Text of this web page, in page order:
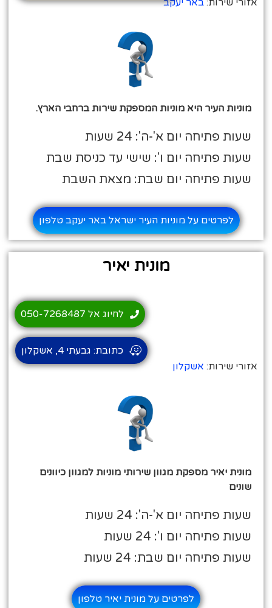
אזורי שירות:באר יעקב
מוניות העיר היא מוניות המספקת שירות ברחבי הארץ.
שעות פתיחה יום א'-ה': 24 שעות
שעות פתיחה יום ו': שישי עד כניסת שבת
שעות פתיחה יום שבת: מצאת השבת
לפרטים על מוניות העיר ישראל באר יעקב טלפון
מונית יאיר
אזורי שירות:אשקלון
מונית יאיר מספקת מגוון שירותי מוניות למגוון כיוונים
שונים
שעות פתיחה יום א'-ה': 24 שעות
שעות פתיחה יום ו': 24 שעות
שעות פתיחה יום שבת: 24 שעות
לחיוג אל 050-7268487
כתובת: גבעתי 4, אשקלון
לפרטים על מונית יאיר טלפון